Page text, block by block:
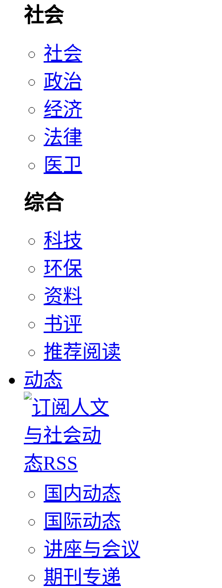
社会
社会
政治
经济
法律
医卫
综合
科技
环保
资料
书评
推荐阅读
动态
国内动态
国际动态
讲座与会议
期刊专递